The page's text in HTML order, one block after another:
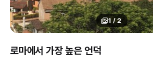
1 / 2
로마에서 가장 높은 언덕